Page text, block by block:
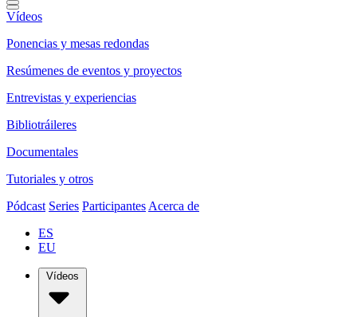
Vídeos
Ponencias y mesas redondas
Resúmenes de eventos y proyectos
Entrevistas y experiencias
Bibliotráileres
Documentales
Tutoriales y otros
Pódcast Series Participantes Acerca de
ES
EU
Vídeos